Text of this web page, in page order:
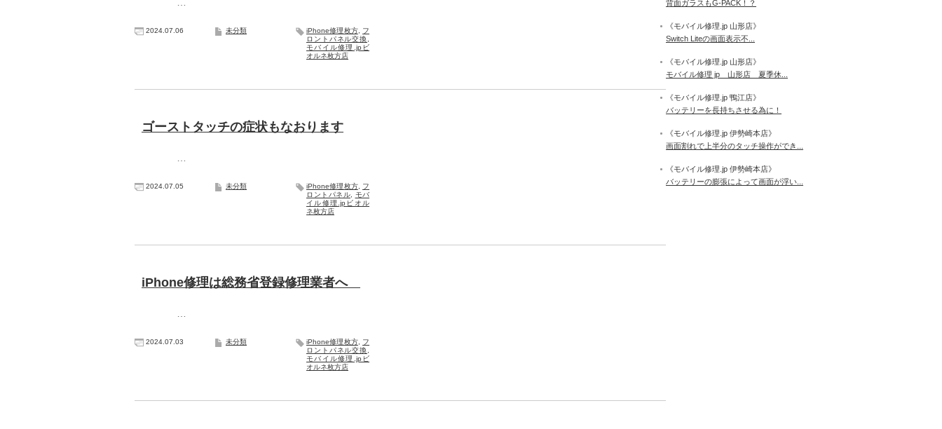
2024.07.06 未分類 iPhone修理枚方, フ
ロントパネル交換
モバイル修理.jpビ
オルネ枚方店
ゴーストタッチの症状もなおります
2024.07.05 未分類 iPhone修理枚方, フ
ロントパネル
モバ
イル修理.jpビオル
ネ枚方店
iPhone修理は総務省登録修理業者へ
2024.07.03 未分類 iPhone修理枚方, フ
ロントパネル交換
モバイル修理.jpビ
オルネ枚方店
背面ガラスもG-PACK！？
《モバイル修理.jp 山形店》
Switch Liteの画面表示不...
《モバイル修理.jp 山形店》
モバイル修理 jp 山形店 夏季休...
《モバイル修理.jp 鴨江店》
バッテリーを長持ちさせる為に！
《モバイル修理.jp 伊勢崎本店》
画面割れで上半分のタッチ操作ができ...
《モバイル修理.jp 伊勢崎本店》
バッテリーの膨張によって画面が浮い...